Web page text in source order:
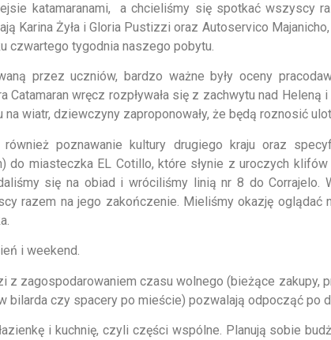
katamaranami, a chcieliśmy się spotkać wszyscy
Karina Żyła i Gloria Pustizzi oraz Autoservico
czwartego tygodnia naszego pobytu.
przez uczniów, bardzo ważne były oceny
wręcz rozpływała się z zachwytu nad
wiatr, dziewczyny zaproponowały, że będą roznosić
poznawanie kultury drugiego kraju oraz
do miasteczka EL Cotillo, które słynie z uroczych
się na obiad i wróciliśmy linią nr 8 do
razem na jego zakończenie. Mieliśmy okazję
i weekend.
z zagospodarowaniem czasu wolnego (bieżące
czy spacery po mieście) pozwalają odpocząć po
i kuchnię, czyli części wspólne. Planują sobie